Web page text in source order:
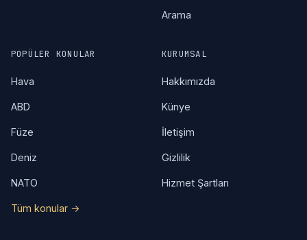
Arama
POPÜLER KONULAR
Hava
ABD
Füze
Deniz
NATO
Tüm konular →
KURUMSAL
Hakkımızda
Künye
İletişim
Gizlilik
Hizmet Şartları